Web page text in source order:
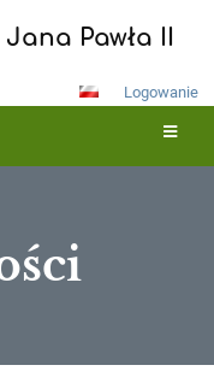
Pawła II
Logowanie